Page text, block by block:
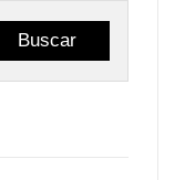
Buscar